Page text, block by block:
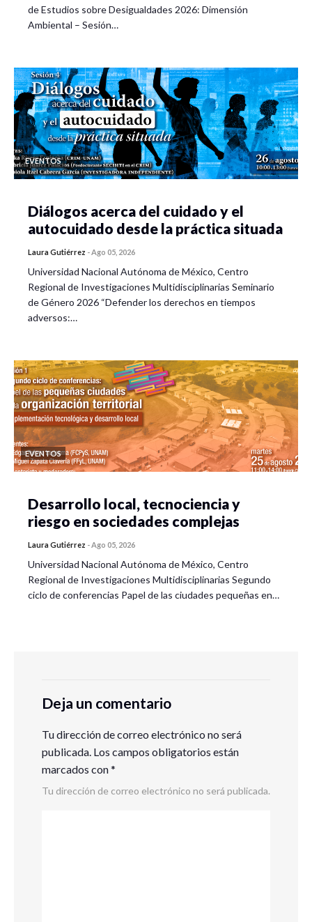
de Estudios sobre Desigualdades 2026: Dimensión
Ambiental – Sesión…
EVENTOS
Diálogos acerca del cuidado y el
autocuidado desde la práctica situada
Laura Gutiérrez -Ago 05, 2026
Universidad Nacional Autónoma de México, Centro
Regional de Investigaciones Multidisciplinarias Seminario
de Género 2026 “Defender los derechos en tiempos
adversos:…
EVENTOS
Desarrollo local, tecnociencia y
riesgo en sociedades complejas
Laura Gutiérrez -Ago 05, 2026
Universidad Nacional Autónoma de México, Centro
Regional de Investigaciones Multidisciplinarias Segundo
ciclo de conferencias Papel de las ciudades pequeñas en…
Deja un comentario
Tu dirección de correo electrónico no será
publicada. Los campos obligatorios están
marcados con*
Tu dirección de correo electrónico no será publicada.